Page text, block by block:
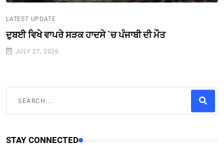
LATEST UPDATE
ਦੁਬਈ ਵਿਖੇ ਵਾਪਰੇ ਸੜਕ ਹਾਦਸੇ `ਚ ਪੰਜਾਬੀ ਦੀ ਮੌਤ
JULY 27, 2026
STAY CONNECTED